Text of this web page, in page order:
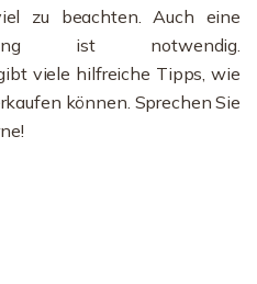
zu beachten. Auch eine
ist notwendig.
viele hilfreiche Tipps, wie
können. Sprechen Sie